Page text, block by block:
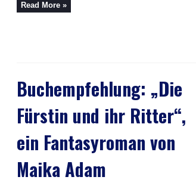
Read More »
Buchempfehlung: „Die
Fürstin und ihr Ritter“,
ein Fantasyroman von
Maika Adam